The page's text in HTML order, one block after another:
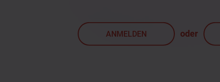
ANMELDEN oder